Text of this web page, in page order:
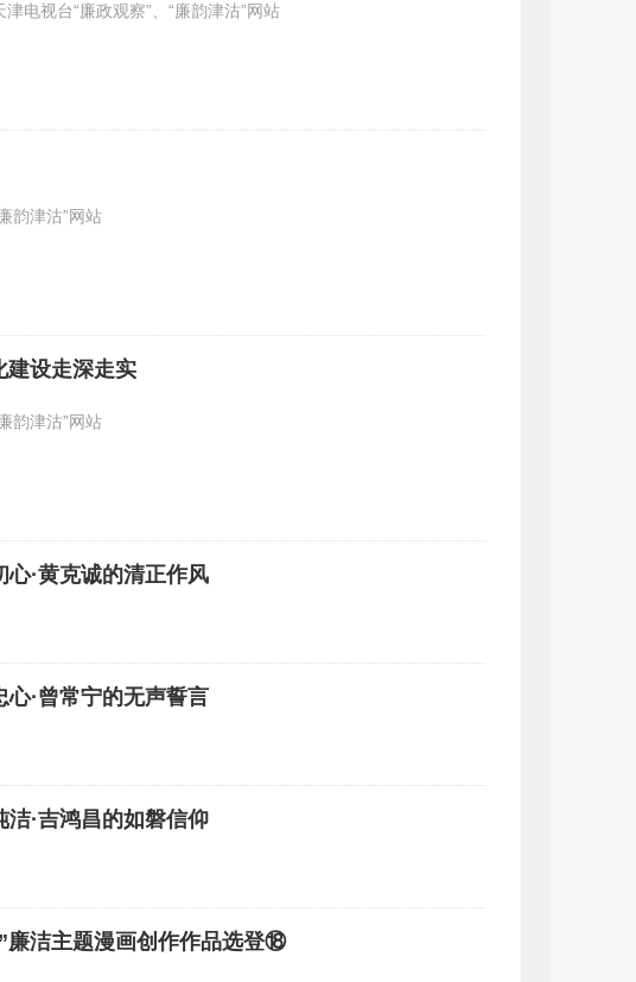
津电视台“廉政观察”、“廉韵津沽”网站
韵津沽”网站
建设走深走实
韵津沽”网站
心·黄克诚的清正作风
心·曾常宁的无声誓言
洁·吉鸿昌的如磐信仰
洁主题漫画创作作品选登⑱